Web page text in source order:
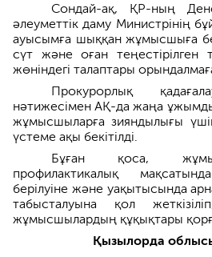
Сондай-ақ, ҚР-ның
әлеуметтік даму Министрінің
ауысымға шыққан жұмысшыға
сүт және оған теңестірілген
жөніндегі талаптары
Прокурорлық
нәтижесімен АҚ-да жаңа
жұмысшыларға зияндылығы
үстеме ақы бекітілді.
Бұған қоса,
профилактикалық
берілуіне және уақытысында
табысталуына қол
жұмысшылардың құқықтары
Қызылорда